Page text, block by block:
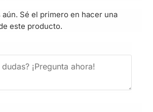
aún. Sé el primero en hacer una
este producto.